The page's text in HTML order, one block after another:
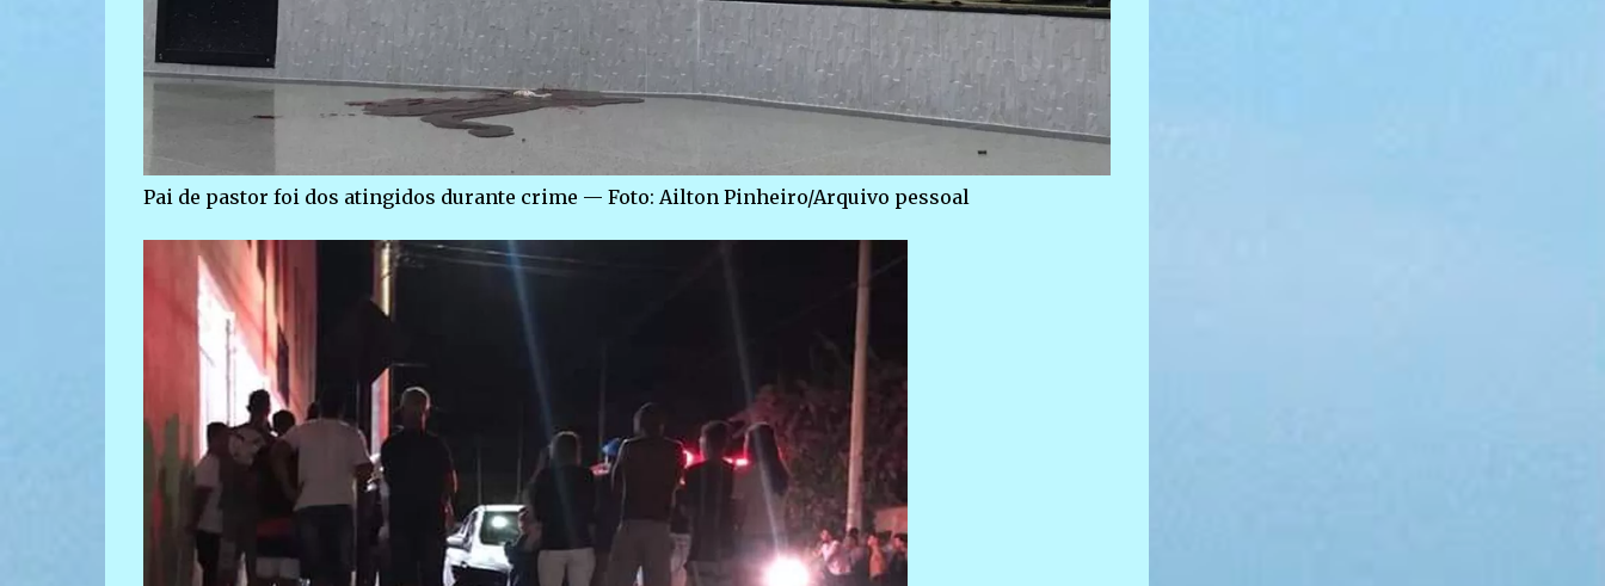
Pai de pastor foi dos atingidos durante crime — Foto: Ailton Pinheiro/Arquivo pessoal